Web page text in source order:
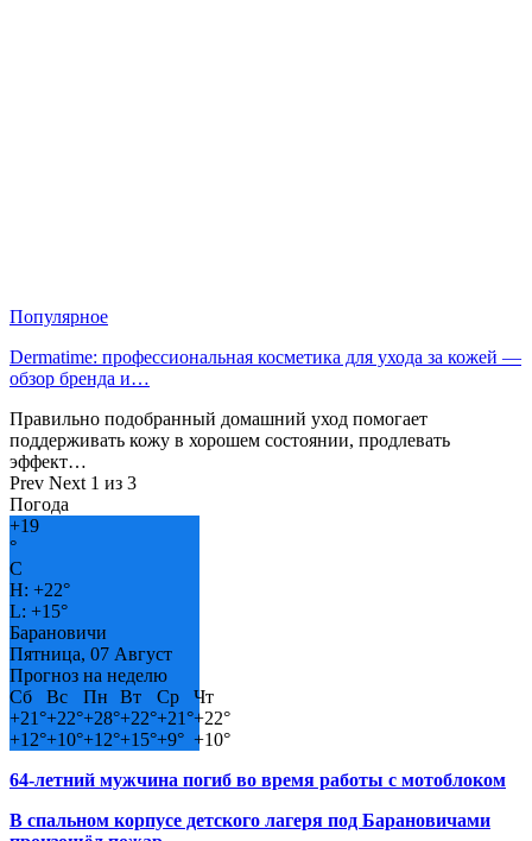
Популярное
Dermatime: профессиональная косметика для ухода за кожей —
обзор бренда и…
Правильно подобранный домашний уход помогает
поддерживать кожу в хорошем состоянии, продлевать
эффект…
Prev Next 1 из 3
Погода
+19
°
C
H: +22°
L: +15°
Барановичи
Пятница, 07 Август
Прогноз на неделю
Сб
Вс Пн Вт Ср
Чт
+21°+22°+28°+22°+21°+22°
+12°+10°+12°+15°+9° +10°
64-летний мужчина погиб во время работы с мотоблоком
В спальном корпусе детского лагеря под Барановичами